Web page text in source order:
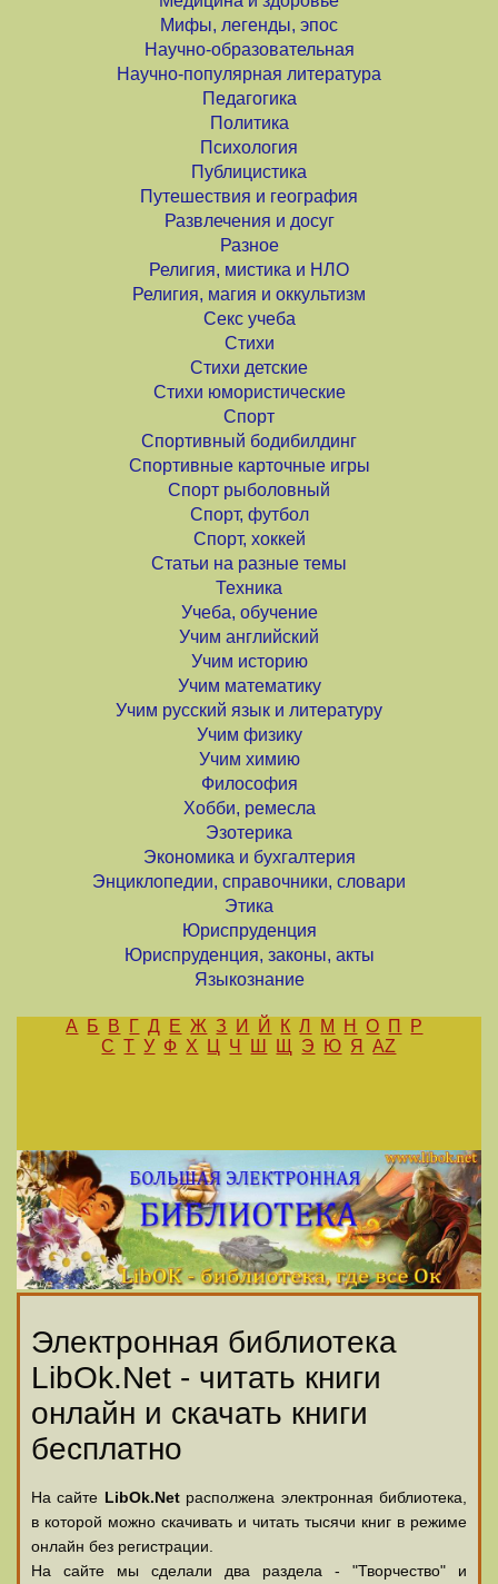
Мифы, легенды, эпос
Научно-образовательная
Научно-популярная литература
Педагогика
Политика
Психология
Публицистика
Путешествия и география
Развлечения и досуг
Разное
Религия, мистика и НЛО
Религия, магия и оккультизм
Секс учеба
Стихи
Стихи детские
Стихи юмористические
Спорт
Спортивный бодибилдинг
Спортивные карточные игры
Спорт рыболовный
Спорт, футбол
Спорт, хоккей
Статьи на разные темы
Техника
Учеба, обучение
Учим английский
Учим историю
Учим математику
Учим русский язык и литературу
Учим физику
Учим химию
Философия
Хобби, ремесла
Эзотерика
Экономика и бухгалтерия
Энциклопедии, справочники, словари
Этика
Юриспруденция
Юриспруденция, законы, акты
Языкознание
А Б В Г Д Е Ж З И Й К Л М Н О П
Р
С Т У Ф Х Ц Ч Ш Щ Э Ю Я AZ
Электронная библиотека
LibOk.Net - читать книги
онлайн и скачать книги
бесплатно
На сайте LibOk.Netрасполжена электронная библиотека,
в которой можно скачивать и читать тысячи книг в режиме
онлайн без регистрации.
На сайте мы сделали два раздела - "Творчество" и